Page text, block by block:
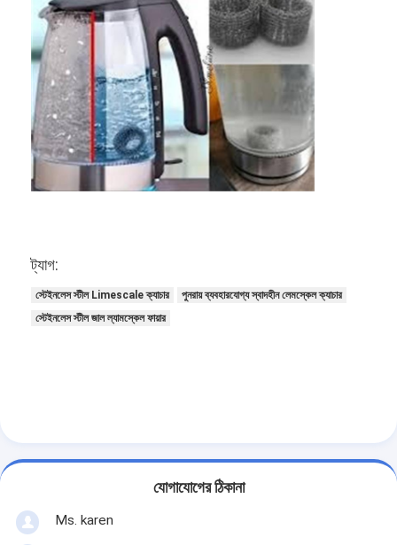
বাড়ি
পণ্য
আমাদের সম্পর্কে
মান নিয়ন্ত্রণ
আমাদের সাথে যোগাযোগ করুন
স্টেইনলেস স্টীল এক্স টেন্ড মেশ
ট্যাগ:
স্টেইনলেস স্টীল Limescale ক্যাচার
পুনরায় ব্যবহারযোগ্য স্বাদহীন লেমস্কেল ক্যাচার
স্টেইনলেস স্টীল জাল ল্যামস্কেল ফায়ার
যোগাযোগের ঠিকানা
Ms. karen